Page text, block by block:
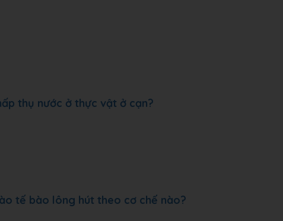
thụ nước ở thực vật ở cạn?
tế bào lông hút theo cơ chế nào?